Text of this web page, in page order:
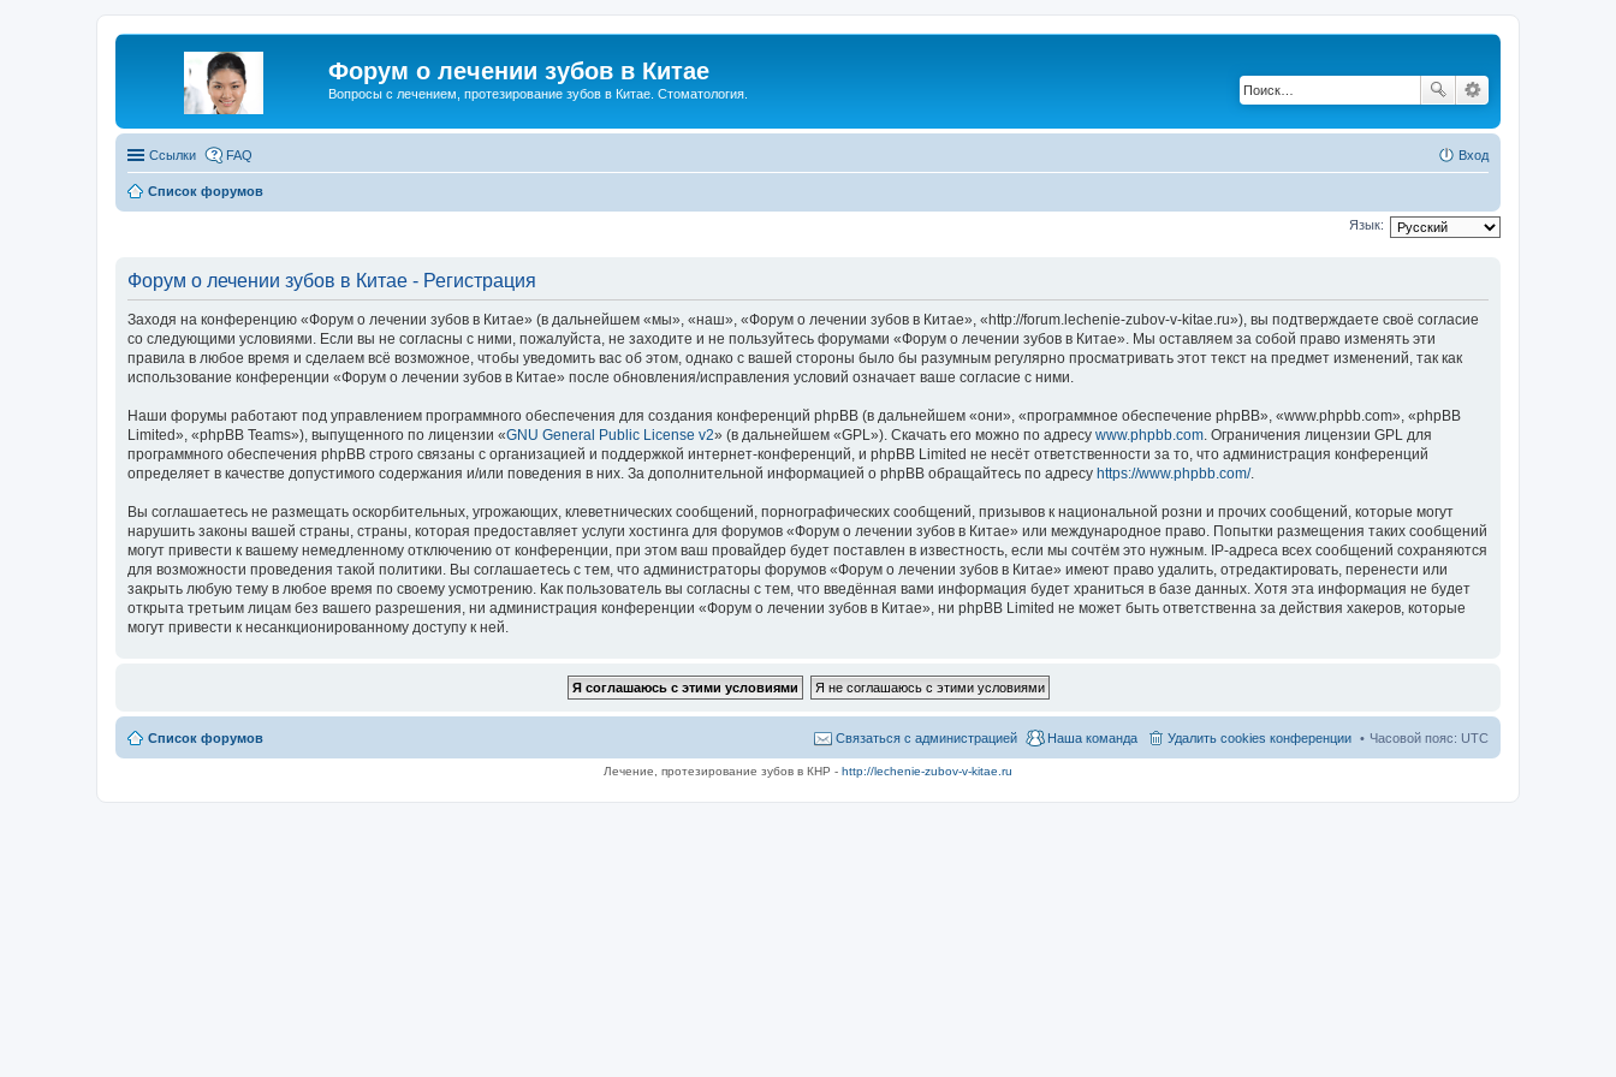
Форум о лечении зубов в Китае
Вопросы с лечением, протезирование зубов в Китае. Стоматология.
Ссылки FAQ Вход
Список форумов
Язык:
Форум о лечении зубов в Китае - Регистрация
Заходя на конференцию «Форум о лечении зубов в Китае» (в дальнейшем «мы», «наш», «Форум о лечении зубов в Китае», «http://forum.lechenie-zubov-v-kitae.ru»), вы подтверждаете своё согласие
со следующими условиями. Если вы не согласны с ними, пожалуйста, не заходите и не пользуйтесь форумами «Форум о лечении зубов в Китае». Мы оставляем за собой право изменять эти
правила в любое время и сделаем всё возможное, чтобы уведомить вас об этом, однако с вашей стороны было бы разумным регулярно просматривать этот текст на предмет изменений, так как
использование конференции «Форум о лечении зубов в Китае» после обновления/исправления условий означает ваше согласие с ними.
Наши форумы работают под управлением программного обеспечения для создания конференций phpBB (в дальнейшем «они», «программное обеспечение phpBB», «www.phpbb.com», «phpBB
Limited», «phpBB Teams»), выпущенного по лицензии «GNU General Public License v2» (в дальнейшем «GPL»). Скачать его можно по адресу www.phpbb.com. Ограничения лицензии GPL для
программного обеспечения phpBB строго связаны с организацией и поддержкой интернет-конференций, и phpBB Limited не несёт ответственности за то, что администрация конференций
определяет в качестве допустимого содержания и/или поведения в них. За дополнительной информацией о phpBB обращайтесь по адресу https://www.phpbb.com/.
Вы соглашаетесь не размещать оскорбительных, угрожающих, клеветнических сообщений, порнографических сообщений, призывов к национальной розни и прочих сообщений, которые могут
нарушить законы вашей страны, страны, которая предоставляет услуги хостинга для форумов «Форум о лечении зубов в Китае» или международное право. Попытки размещения таких сообщений
могут привести к вашему немедленному отключению от конференции, при этом ваш провайдер будет поставлен в известность, если мы сочтём это нужным. IP-адреса всех сообщений сохраняются
для возможности проведения такой политики. Вы соглашаетесь с тем, что администраторы форумов «Форум о лечении зубов в Китае» имеют право удалить, отредактировать, перенести или
закрыть любую тему в любое время по своему усмотрению. Как пользователь вы согласны с тем, что введённая вами информация будет храниться в базе данных. Хотя эта информация не будет
открыта третьим лицам без вашего разрешения, ни администрация конференции «Форум о лечении зубов в Китае», ни phpBB Limited не может быть ответственна за действия хакеров, которые
могут привести к несанкционированному доступу к ней.
Список форумов Часовой пояс: UTC
Удалить cookies конференции
Наша команда
Связаться с администрацией
Лечение, протезирование зубов в КНР - http://lechenie-zubov-v-kitae.ru